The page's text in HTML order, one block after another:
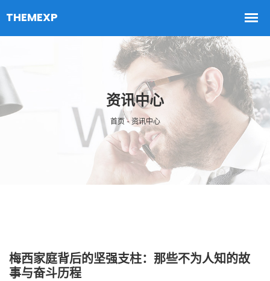
资讯中心
首页 - 资讯中心
梅西家庭背后的坚强支柱：那些不为人知的故
事与奋斗历程